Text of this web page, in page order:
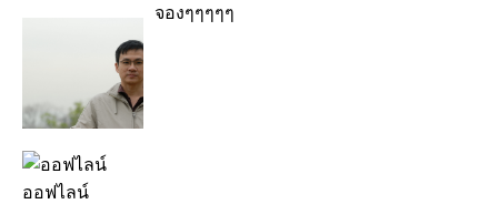
ออฟไลน์
จองๆๆๆๆๆ